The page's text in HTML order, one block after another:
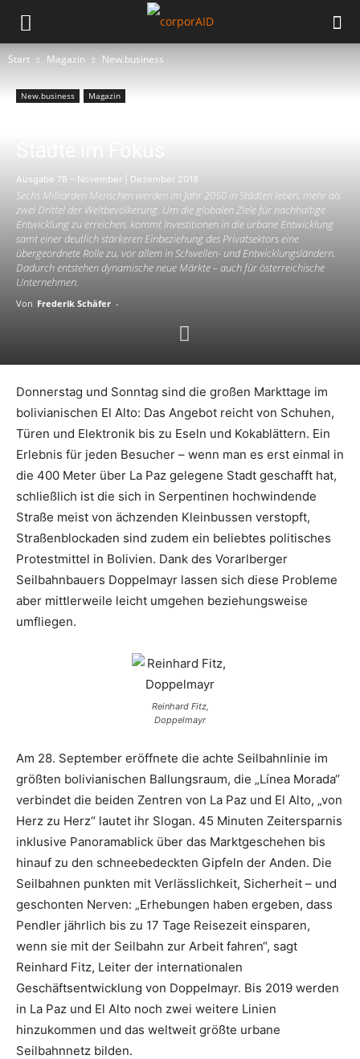
Start Magazin New.business
New.business Magazin
Ausgabe 78 – November | Dezember 2018
Sechs Milliarden Menschen werden im Jahr 2050 in Städten leben, mehr als
zwei Drittel der Weltbevölkerung. Um die globalen Ziele für nachhaltige
Entwicklung zu erreichen, kommt Investitionen in die urbane Entwicklung
samt einer deutlich stärkeren Einbeziehung des Privatsektors eine
übergeordnete Rolle zu, vor allem in Schwellen- und Entwicklungsländern.
Dadurch entstehen dynamische neue Märkte – auch für österreichische
Unternehmen.
Von Frederik Schäfer -
Donnerstag und Sonntag sind die großen Markttage im
bolivianischen El Alto: Das Angebot reicht von Schuhen,
Türen und Elektronik bis zu Eseln und Kokablättern. Ein
Erlebnis für jeden Besucher – wenn man es erst einmal in
die 400 Meter über La Paz gelegene Stadt geschafft hat,
schließlich ist die sich in Serpentinen hochwindende
Straße meist von ächzenden Kleinbussen verstopft,
Straßenblockaden sind zudem ein beliebtes politisches
Protestmittel in Bolivien. Dank des Vorarlberger
Seilbahnbauers Doppelmayr lassen sich diese Probleme
aber mittlerweile leicht umgehen beziehungsweise
umfliegen.
Reinhard Fitz,
Doppelmayr
Am 28. September eröffnete die achte Seilbahnlinie im
größten bolivianischen Ballungsraum, die „Línea Morada“
verbindet die beiden Zentren von La Paz und El Alto, „von
Herz zu Herz“ lautet ihr Slogan. 45 Minuten Zeitersparnis
inklusive Panoramablick über das Marktgeschehen bis
hinauf zu den schneebedeckten Gipfeln der Anden. Die
Seilbahnen punkten mit Verlässlichkeit, Sicherheit – und
geschonten Nerven: „Erhebungen haben ergeben, dass
Pendler jährlich bis zu 17 Tage Reisezeit einsparen,
wenn sie mit der Seilbahn zur Arbeit fahren“, sagt
Reinhard Fitz, Leiter der internationalen
Geschäftsentwicklung von Doppelmayr. Bis 2019 werden
in La Paz und El Alto noch zwei weitere Linien
hinzukommen und das weltweit größte urbane
Seilbahnnetz bilden.